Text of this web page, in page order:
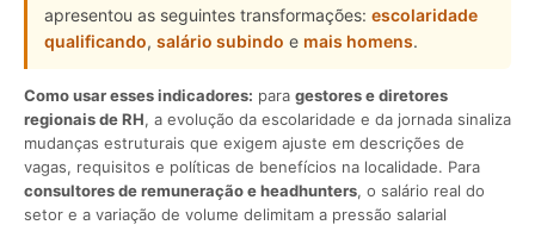
apresentou as seguintes transformações: escolaridade
qualificando, salário subindo e mais homens.
Como usar esses indicadores: para gestores e diretores
regionais de RH, a evolução da escolaridade e da jornada sinaliza
mudanças estruturais que exigem ajuste em descrições de
vagas, requisitos e políticas de benefícios na localidade. Para
consultores de remuneração e headhunters, o salário real do
setor e a variação de volume delimitam a pressão salarial